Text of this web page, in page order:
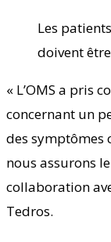
Les
doivent
« L’OMS a pris
concernant un
des symptômes
nous assurons
collaboration
Tedros.